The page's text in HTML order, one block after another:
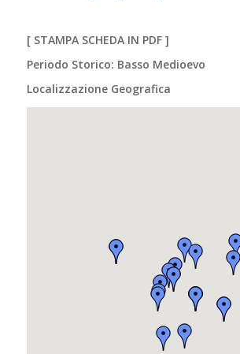
[ STAMPA SCHEDA IN PDF]
Periodo Storico: Basso Medioevo
Localizzazione Geografica